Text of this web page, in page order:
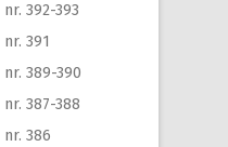
392-393
391
389-390
387-388
386